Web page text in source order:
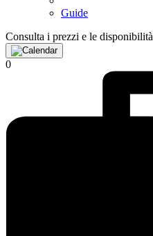
Guide
Consulta i prezzi e le disponibilità
0